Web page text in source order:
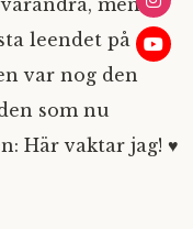
men
leendet på
var nog den
som nu
Här vaktar jag! ♥